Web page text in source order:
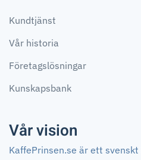
Kundtjänst
Vår historia
Företagslösningar
Kunskapsbank
Vår vision
KaffePrinsen.se är ett